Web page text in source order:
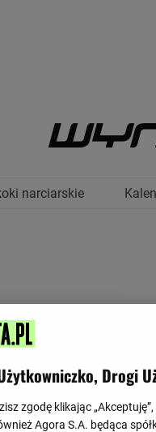
narciarskie
Drogi
zgodę klikając
Agora S.A. będąca